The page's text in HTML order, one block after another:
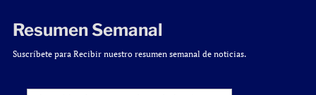
Resumen Semanal
Suscríbete para Recibir nuestro resumen semanal de noticias.